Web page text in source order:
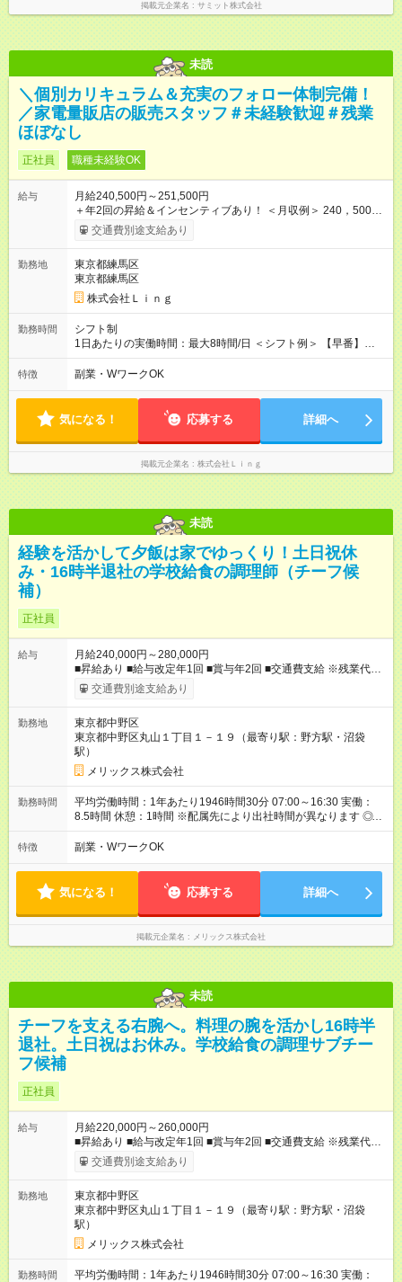
掲載元企業名 サミット株式会社
未読
＼個別カリキュラム＆充実のフォロー体制完備！
／家電量販店の販売スタッフ＃未経験歓迎＃残業
ほぼなし
正社員 職種未経験OK
給与
月給240,500円～251,500円
＋年2回の昇給＆インセンティブあり！ ＜月収例＞ 240，500円
～＋インセンティブ＋賞与＋諸手当 ◎経験・能力を考慮し、決
定します。 ◎残業が発生した場合は、時間外手当を別途全額支
評価するため、年2回の昇給機会を設けています。 さらに、店舗
目標の達成に応じてインセンティブを支給。 チームで協力して
得られる達成感は格別です♪ また、「家電アドバイザー」などの
資格を取得すれば、資格手当も支給。 スキルアップが収入アッ
プに繋がる環境です！ 【試用期間】試用期間あり 試用期間の長
さ：3ヶ月 ※ 雇用形態と給与に、本採用時と異なる部分がありま
す。
交通費別途支給あり
勤務地
東京都練馬区
東京都練馬区
株式会社Ｌｉｎｇ
勤務時間
シフト制
1日あたりの実働時間：最大8時間/日 ＜シフト例＞ 【早番】
10:00～19:00 【遅番】12:00～21:00 ◎それぞれのご事情に合わ
せて、できるだけシフトも調整します！ ＼残業はありません！
頭、大切な人たちと過ごすなど、プライベートもしっかり大切
にしながらご活躍いただけます♪
特徴 副業・WワークOK
気になる！ 応募する 詳細へ
掲載元企業名 株式会社Ｌｉｎｇ
未読
経験を活かして夕飯は家でゆっくり！土日祝休
み・16時半退社の学校給食の調理師（チーフ候
補）
正社員
給与
月給240,000円～280,000円
■昇給あり ■給与改定年1回 ■賞与年2回 ■交通費支給 ※残業代は
別途支給 ※試用期間3カ月あり/試用期間中の待遇に変更はござい
ません。 【試用期間】試用期間あり 試用期間の長さ：3ヶ月 雇
交通費別途支給あり
勤務地
東京都中野区
東京都中野区丸山１丁目１－１９（最寄り駅：野方駅・沼袋
駅）
メリックス株式会社
勤務時間
平均労働時間：1年あたり1946時間30分 07:00～16:30 実働：
8.5時間 休憩：1時間 ※配属先により出社時間が異なります ◎基
本は定時退社となります！夜遅くまでの残業はありません。 残
業が少なく、プライベート時間も充実出来ます。 オンオフがつ
す。 平均労働時間：1年あたり1946時間30分 07:00～16:30 実
働：8.5時間 休憩：1時間 ※配属先により出社時間が異なります
◎基本は定時退社となります！夜遅くまでの残業はありません。
残業が少なく、プライベート時間も充実出来ます。 オンオフが
つきやすく自分時間を楽しめ、家族時間も大切にできる環境で
す。
特徴 副業・WワークOK
気になる！ 応募する 詳細へ
掲載元企業名 メリックス株式会社
未読
チーフを支える右腕へ。料理の腕を活かし16時半
退社。土日祝はお休み。学校給食の調理サブチー
フ候補
正社員
給与
月給220,000円～260,000円
■昇給あり ■給与改定年1回 ■賞与年2回 ■交通費支給 ※残業代は
別途支給 ※試用期間3カ月あり/試用期間中の待遇に変更はござい
ません。 【試用期間】試用期間あり 試用期間の長さ：3ヶ月 雇
交通費別途支給あり
勤務地
東京都中野区
東京都中野区丸山１丁目１－１９（最寄り駅：野方駅・沼袋
駅）
メリックス株式会社
勤務時間
平均労働時間：1年あたり1946時間30分 07:00～16:30 実働：